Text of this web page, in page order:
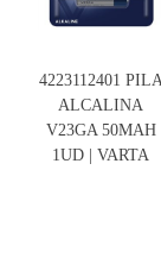
4223112401
ALCALINA
V23GA 50MAH
1UD | VARTA